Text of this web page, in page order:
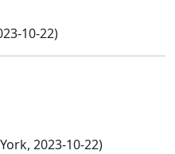
10-22)
2023-10-22)